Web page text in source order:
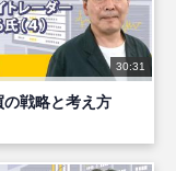
30:31
の戦略と考え方